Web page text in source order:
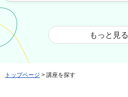
もっと見る
トップページ > 講座を探す